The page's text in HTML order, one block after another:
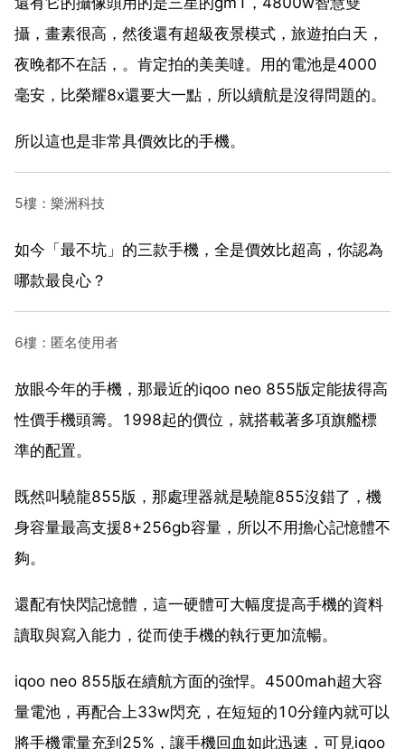
攝，畫素很高，然後還有超級夜景模式，旅遊拍白天，
夜晚都不在話，。肯定拍的美美噠。用的電池是4000
毫安，比榮耀8x還要大一點，所以續航是沒得問題的。
所以這也是非常具價效比的手機。
5樓：樂洲科技
如今「最不坑」的三款手機，全是價效比超高，你認為
哪款最良心？
6樓：匿名使用者
放眼今年的手機，那最近的iqoo neo 855版定能拔得高
性價手機頭籌。1998起的價位，就搭載著多項旗艦標
準的配置。
既然叫驍龍855版，那處理器就是驍龍855沒錯了，機
身容量最高支援8+256gb容量，所以不用擔心記憶體不
夠。
還配有快閃記憶體，這一硬體可大幅度提高手機的資料
讀取與寫入能力，從而使手機的執行更加流暢。
iqoo neo 855版在續航方面的強悍。4500mah超大容
量電池，再配合上33w閃充，在短短的10分鐘內就可以
將手機電量充到25%，讓手機回血如此迅速，可見iqoo